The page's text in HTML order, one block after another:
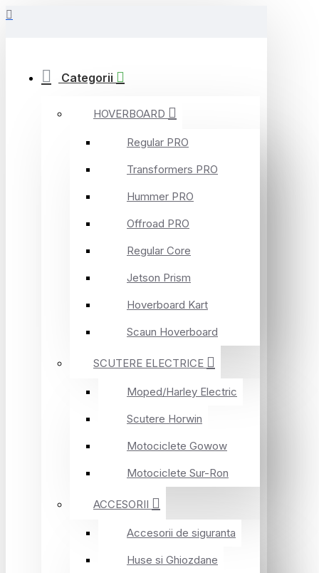
Categorii
HOVERBOARD
Regular PRO
Transformers PRO
Hummer PRO
Offroad PRO
Regular Core
Jetson Prism
Hoverboard Kart
Scaun Hoverboard
SCUTERE ELECTRICE
Moped/Harley Electric
Scutere Horwin
Motociclete Gowow
Motociclete Sur-Ron
ACCESORII
Accesorii de siguranta
Huse si Ghiozdane